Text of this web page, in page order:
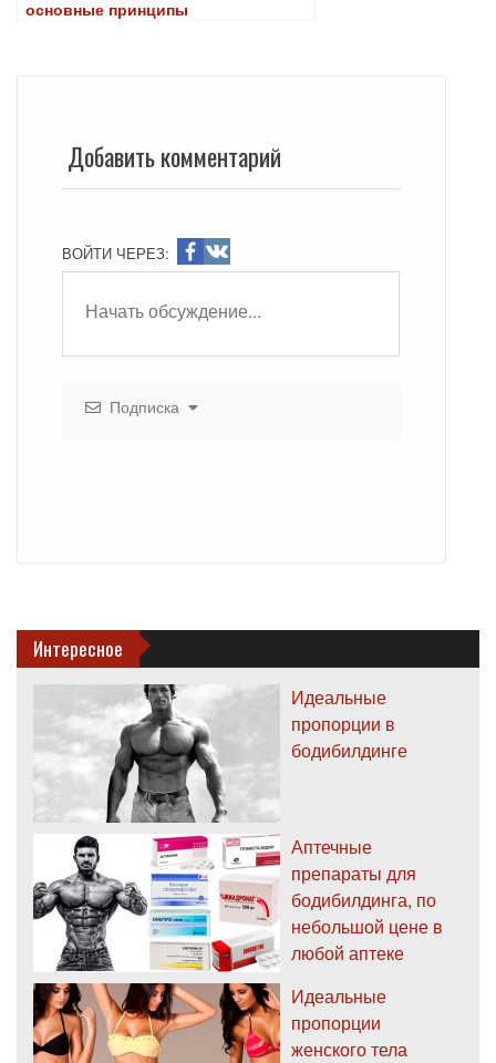
основные принципы
Добавить комментарий
ВОЙТИ ЧЕРЕЗ:
Подписка
Интересное
Идеальные
пропорции в
бодибилдинге
Аптечные
препараты для
бодибилдинга, по
небольшой цене в
любой аптеке
Идеальные
пропорции
женского тела